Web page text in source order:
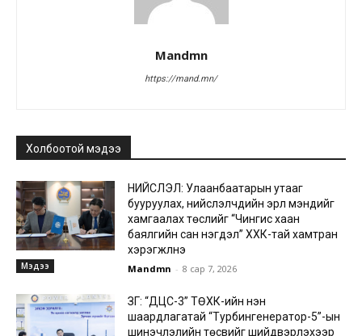
Mandmn
https://mand.mn/
Холбоотой мэдээ
Мэдээ
НИЙСЛЭЛ: Улаанбаатарын утааг
бууруулах, нийслэлчүүдийн эрүүл мэндийг
хамгаалах төслийг “Чингис хаан
баялгийн сан нэгдэл” ХХК-тай хамтран
хэрэгжүүлнэ
Mandmn - 8 сар 7, 2026
ЗГ: “ДЦС-3” ТӨХК-ийн нэн
шаардлагатай “Турбингенератор-5”-ын
шинэчлэлийн төсвийг шийдвэрлэхээр